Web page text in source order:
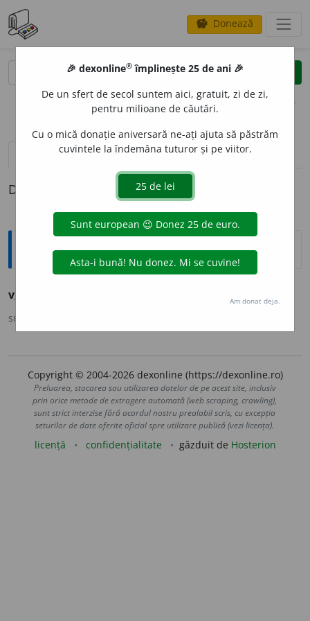
savings Donează
clear
opțiuni
definiții (1)
Definiția cu ID-ul 292950:
Ortografice DOOM
v
sursa:
Copyright © 2004-2026 dexonline (https://dexonline.ro)
Preluarea, stocarea sau utilizarea datelor de pe acest site, inclusiv
prin orice metode de extragere automată (web scraping, crawling),
sunt strict interzise fără acordul nostru prealabil scris, cu excepția
seturilor de date oferite oficial spre utilizare publică (vezi licența).
licență confidențialitate găzduit de Hosterion
🎉 dexonline® împlinește 25 de ani 🎉
De un sfert de secol suntem aici, gratuit, zi de zi,
pentru milioane de căutări.
Cu o mică donație aniversară ne-ați ajuta să păstrăm
cuvintele la îndemâna tuturor și pe viitor.
Am donat deja.